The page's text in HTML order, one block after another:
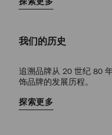
我们的历史
追溯品牌从 20 世纪 80
饰品牌的发展历程。
探索更多